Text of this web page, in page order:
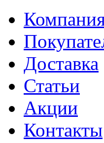
Доставка
Статьи
Акции
Контакты